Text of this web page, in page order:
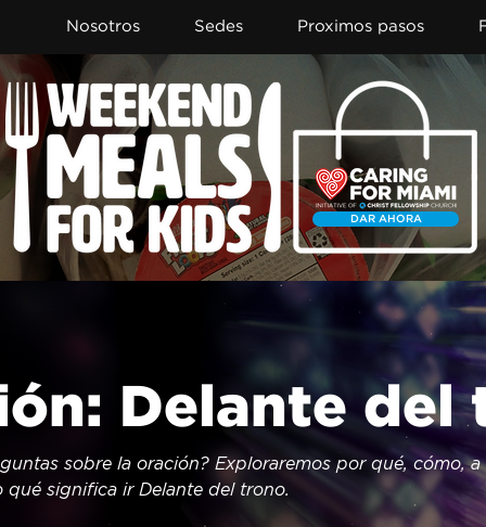
Nosotros Sedes Proximos pasos
DAR AHORA
Delante del
sobre la oración? Exploraremos por qué, cómo, a
qué significa ir Delante del trono.